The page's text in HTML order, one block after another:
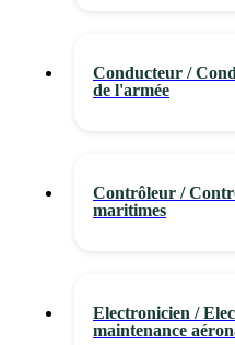
Conducteur /
de l'armée
Contrôleur /
maritimes
Electronicien /
maintenance